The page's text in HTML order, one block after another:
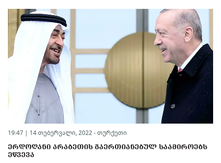
19:47 | 14 თებერვალი, 2022 - თურქეთი
ᲔᲠᲓᲝᲦᲐᲜᲘ ᲐᲠᲐᲑᲔᲗᲘᲡ ᲒᲐᲔᲠᲗᲘᲐᲜᲔᲑᲣᲚ ᲡᲐᲐᲛᲘᲠᲝᲔᲑᲡ
ᲔᲬᲕᲔᲕᲐ